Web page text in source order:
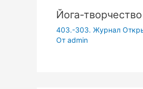
Йога-творчество
403.-303. Журнал
От admin